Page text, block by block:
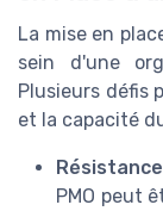
La mise en
sein d'une
Plusieurs défis
et la capacité
PMO peut